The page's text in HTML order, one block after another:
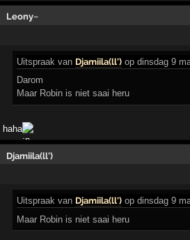
Leony~
Uitspraak van Djamiila(ll') op dinsdag 9
Darom
Maar Robin is niet saai heru
haha
Djamiila(ll')
Uitspraak van Djamiila(ll') op dinsdag 9
Maar Robin is niet saai heru